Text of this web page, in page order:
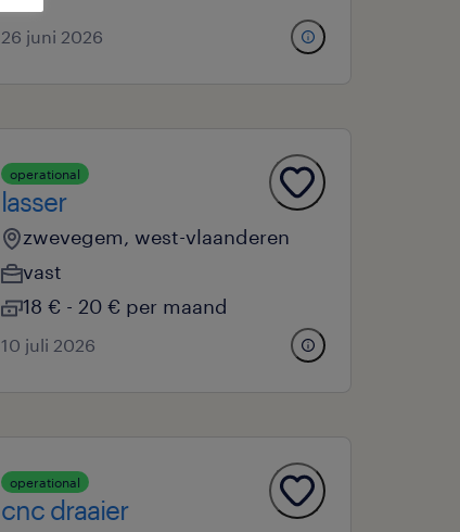
26 juni 2026
operational
lasser
zwevegem, west-vlaanderen
vast
18 € - 20 € per maand
10 juli 2026
operational
cnc draaier